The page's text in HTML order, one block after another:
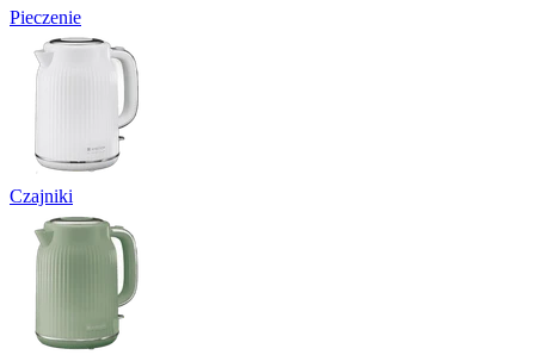
Pieczenie
Czajniki